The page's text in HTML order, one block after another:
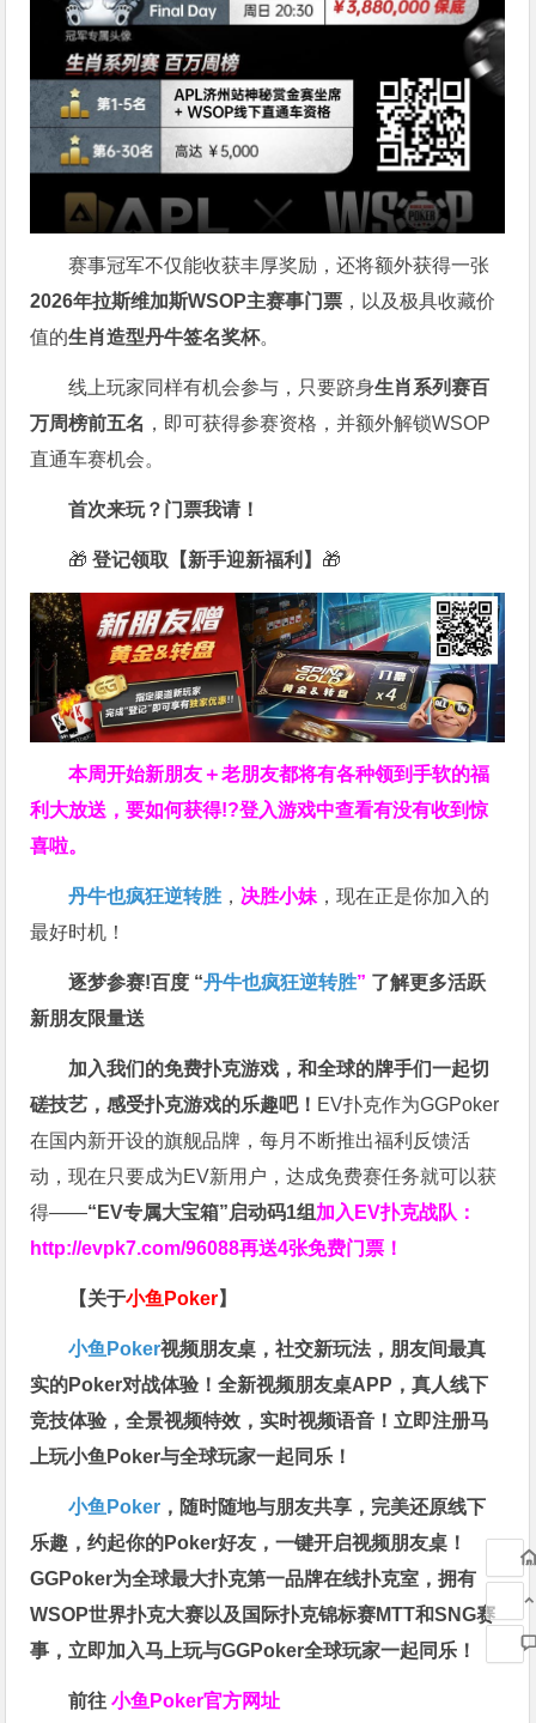
赛事冠军不仅能收获丰厚奖励，还将额外获得一张
2026年拉斯维加斯WSOP主赛事门票 ，以及极具收藏价
值的生肖造型丹牛签名奖杯。
线上玩家同样有机会参与，只要跻身生肖系列赛百
万周榜前五名 ，即可获得参赛资格，并额外解锁WSOP
直通车赛机会。
首次来玩？门票我请！
🎁 登记领取【新手迎新福利】 🎁
本周开始新朋友＋老朋友都将有各种领到手软的福
利大放送，要如何获得!?登入游戏中查看有没有收到惊
喜啦。
丹牛也疯狂逆转胜 ， 决胜小妹 ，现在正是你加入的
最好时机！
逐梦参赛!百度 “丹牛也疯狂逆转胜” 了解更多活跃
新朋友限量送
加入我们的免费扑克游戏，和全球的牌手们一起切
磋技艺，感受扑克游戏的乐趣吧！ EV扑克作为GGPoker
在国内新开设的旗舰品牌，每月不断推出福利反馈活
动，现在只要成为EV新用户，达成免费赛任务就可以获
得——“EV专属大宝箱”启动码1组 加入EV扑克战队：
http://evpk7.com/96088再送4张免费门票！
【关于小鱼Poker】
小鱼Poker视频朋友桌，社交新玩法，朋友间最真
实的Poker对战体验！全新视频朋友桌APP，真人线下
竞技体验，全景视频特效，实时视频语音！立即注册马
上玩小鱼Poker与全球玩家一起同乐！
小鱼Poker ，随时随地与朋友共享，完美还原线下
乐趣，约起你的Poker好友，一键开启视频朋友桌！
GGPoker为全球最大扑克第一品牌在线扑克室，拥有
WSOP世界扑克大赛以及国际扑克锦标赛MTT和SNG赛
事，立即加入马上玩与GGPoker全球玩家一起同乐！
前往小鱼Poker官方网址